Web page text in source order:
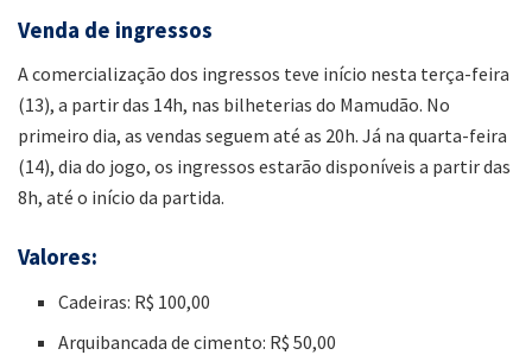
Venda de ingressos
A comercialização dos ingressos teve início nesta terça-feira
(13), a partir das 14h, nas bilheterias do Mamudão. No
primeiro dia, as vendas seguem até as 20h. Já na quarta-feira
(14), dia do jogo, os ingressos estarão disponíveis a partir das
8h, até o início da partida.
Valores:
Cadeiras: R$ 100,00
Arquibancada de cimento: R$ 50,00